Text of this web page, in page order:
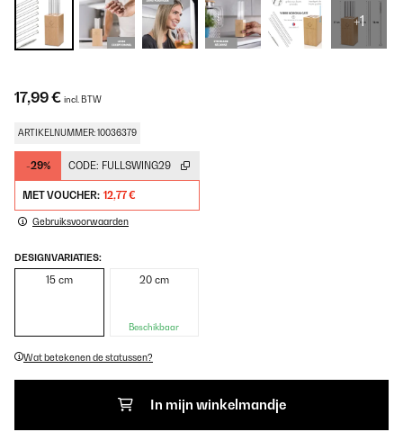
+1
17,99 € incl. BTW
ARTIKELNUMMER: 10036379
-29% CODE: FULLSWING29
MET VOUCHER: 12,77 €
Gebruiksvoorwaarden
DESIGNVARIATIES:
15 cm 20 cm
Beschikbaar
Wat betekenen de statussen?
In mijn winkelmandje